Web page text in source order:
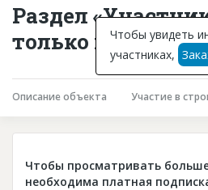
Горячие объекты
База строящихся объектов
Инвестпроекты
Глоссарий
Платные услуги
Раздел
только
Описание объекта Участие в
Чтобы просматривать
необходима платная
Чтобы увидеть
участниках,